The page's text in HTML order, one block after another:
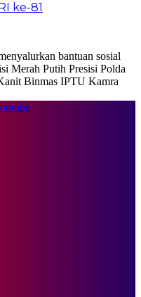
ke-81
bantuan sosial
Merah Putih Presisi Polda
Binmas IPTU Kamra